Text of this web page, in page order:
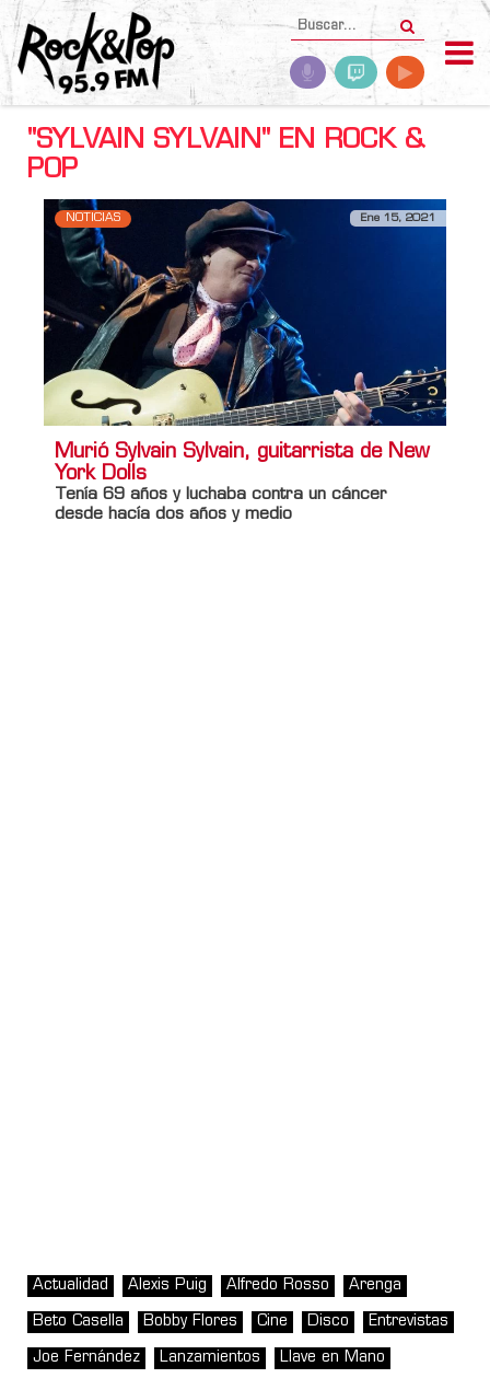
"SYLVAIN SYLVAIN" EN ROCK &
POP
NOTICIAS Ene 15, 2021
Murió Sylvain Sylvain, guitarrista de New
York Dolls
Tenía 69 años y luchaba contra un cáncer
desde hacía dos años y medio
Actualidad Alexis Puig Alfredo Rosso Arenga
Beto Casella Bobby Flores Cine Disco Entrevistas
Joe Fernández Lanzamientos Llave en Mano